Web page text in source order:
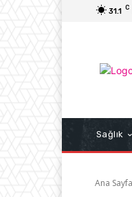
31.1 C
Sağlık
Ana Sayfa